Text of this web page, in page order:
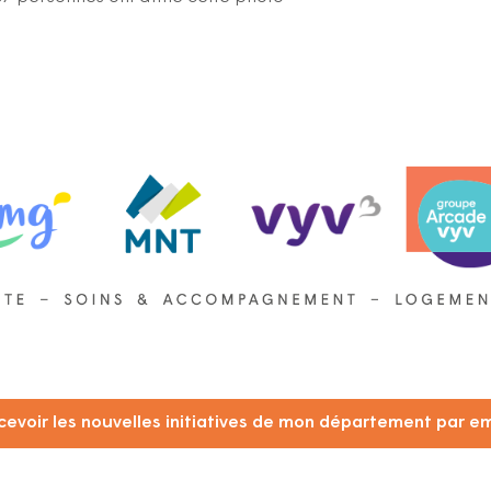
les nouvelles initiatives de mon département par